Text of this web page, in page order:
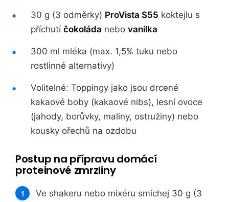
30 g (3 odměrky) ProVista S55 koktejlu s
příchutí čokoláda nebo vanilka
300 ml mléka (max. 1,5% tuku nebo
rostlinné alternativy)
Volitelné: Toppingy jako jsou drcené
kakaové boby (kakaové nibs), lesní ovoce
(jahody, borůvky, maliny, ostružiny) nebo
kousky ořechů na ozdobu
Postup na přípravu domácí
proteinové zmrzliny
Ve shakeru nebo mixéru smíchej 30 g (3